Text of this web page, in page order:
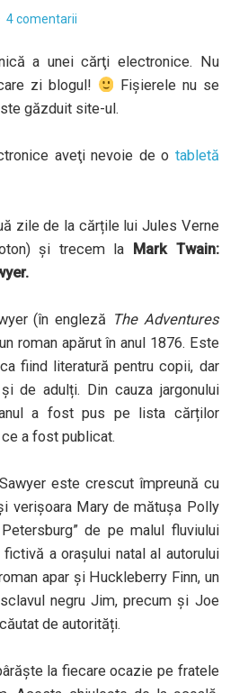
4 comentarii
a unei cărţi electronice. Nu
zi blogul!
Fișierele nu se
găzduit site-ul.
aveţi nevoie de o tabletă
zile de la cărțile lui Jules Verne
și trecem la Mark Twain:
.
(în engleză The Adventures
roman apărut în anul 1876. Este
fiind literatură pentru copii, dar
de adulți. Din cauza jargonului
a fost pus pe lista cărților
a fost publicat.
este crescut împreună cu
verișoara Mary de mătușa Polly
de pe malul fluviului
a orașului natal al autorului
apar și Huckleberry Finn, un
negru Jim, precum și Joe
de autorități.
la fiecare ocazie pe fratele